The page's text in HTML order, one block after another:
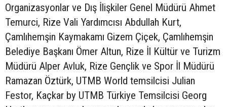
Organizasyonlar ve Dış İlişkiler Genel Müdürü Ahmet
Temurci, Rize Vali Yardımcısı Abdullah Kurt,
Çamlıhemşin Kaymakamı Gizem Çiçek, Çamlıhemşin
Belediye Başkanı Ömer Altun, Rize İl Kültür ve Turizm
Müdürü Alper Avluk, Rize Gençlik ve Spor İl Müdürü
Ramazan Öztürk, UTMB World temsilcisi Julian
Festor, Kaçkar by UTMB Türkiye Temsilcisi Georg